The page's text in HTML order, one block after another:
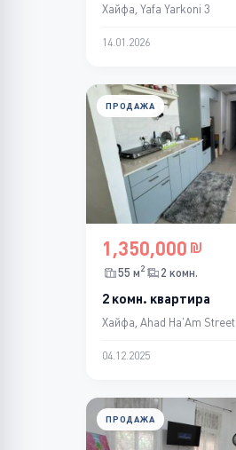
Хайфа, Yafa Yarkoni 3
14.01.2026
ПРОДАЖА
1,350,000
55 м2 2 комн.
2 комн. квартира
Хайфа, Ahad Ha'Am Street
04.12.2025
ПРОДАЖА